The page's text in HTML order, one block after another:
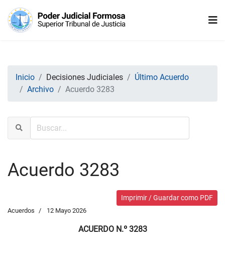
Inicio Decisiones Judiciales
Último Acuerdo
Archivo
Acuerdo 3283
Acuerdo 3283
Imprimir / Guardar como PDF
Acuerdos 12 Mayo 2026
ACUERDO N.º 3283